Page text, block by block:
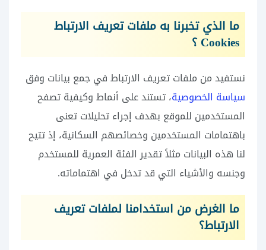
ما الذي تخبرنا به ملفات تعريف الارتباط
Cookies ؟
نستفيد من ملفات تعريف الارتباط في جمع بيانات وفق
سياسة الخصوصية، تستند على أنماط وكيفية تصفح
المستخدمين للموقع بهدف إجراء تحليلات تعنى
باهتمامات المستخدمين وخصائصهم السكانية، إذ تتيح
لنا هذه البيانات مثلاً تقدير الفئة العمرية للمستخدم
وجنسه والأشياء التي قد تدخل في اهتماماته.
ما الغرض من استخدامنا لملفات تعريف
الارتباط؟